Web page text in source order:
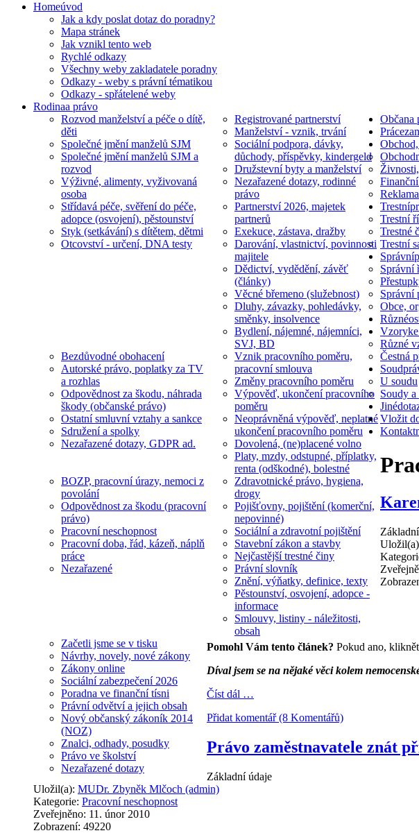
Homeúvod
Jak a kdy poslat dotaz do poradny?
Mapa stránek
Jak vznikl tento web
Rychlé odkazy
Všechny weby zakladatele poradny
Odkazy - weby s právní tématikou
Odkazy - spřátelené weby
Rodinaa právo
Rozvod manželství a péče o dítě,
děti
Společné jmění manželů SJM
Společné jmění manželů SJM a
rozvod
Výživné, alimenty, vyživovaná
osoba
Střídavá péče, svěření do péče,
adopce (osvojení), pěstounství
Styk (setkávání) s dítětem, dětmi
Otcovství - určení, DNA testy
Registrované partnerství
Manželství - vznik, trvání
Sociální podpora, dávky,
důchody, příspěvky, kindergeld
Družstevní byty a manželství
Nezařazené dotazy, rodinné
právo
Partnerství 2026, majetek
partnerů
Občana
Exekuce, zástava, dražby
Darování, vlastnictví, povinnosti
majitele
Dědictví, vydědění, závěť
(články)
Věcné břemeno (služebnost)
Dluhy, závazky, pohledávky,
směnky, insolvence
Bydlení, nájemné, nájemníci,
SVJ, BD
Bezdůvodné obohacení
Autorské právo, poplatky za TV
a rozhlas
Odpovědnost za škodu, náhrada
škody (občanské právo)
Ostatní smluvní vztahy a sankce
Sdružení a spolky
Nezařazené dotazy, GDPR ad.
Práce
Vznik pracovního poměru,
pracovní smlouva
Změny pracovního poměru
Výpověď, ukončení pracovního
poměru
Neoprávněná výpověď, neplatné
ukončení pracovního poměru
Dovolená, (ne)placené volno
Platy, mzdy, odstupné, příplatky,
renta (odškodné), bolestné
BOZP, pracovní úrazy, nemoci z
povolání
Odpovědnost za škodu (pracovní
právo)
Pracovní neschopnost
Pracovní doba, řád, kázeň, náplň
práce
Nezařazené
Trestní
Trestní
Trestné
Trestní
Správní
Správní
Správní
Obce,
Různé
Zdravotnické právo, hygiena,
drogy
Pojišťovny, pojištění (komerční,
nepovinné)
Sociální a zdravotní pojištění
Stavební zákon a stavby
Nejčastější trestné činy
Právní slovník
Znění, výňatky, definice, texty
Pěstounství, osvojení, adopce -
informace
Smlouvy, listiny - náležitosti,
obsah
Začetli jsme se v tisku
Návrhy, novely, nové zákony
Zákony online
Sociální zabezpečení 2026
Poradna ve finanční tísni
Právní odvětví a jejich obsah
Nový občanský zákoník 2014
(NOZ)
Znalci, odhady, posudky
Právo ve školství
Nezařazené dotazy
Vzory
Různé
Čestná
Soud
U soudu
Soudy
Jiné
Vložit
Kontakt
Pomohl Vám tento článek? Pokud ano,
Díval jsem se na nějaké věci kolem
Číst dál …
Přidat komentář (8 Komentářů)
Právo zaměstnavatele znát
Základní údaje
Uložil(a): MUDr. Zbyněk Mlčoch (admin)
Kategorie: Pracovní neschopnost
Zveřejněno: 11. únor 2010
Zobrazení: 49220